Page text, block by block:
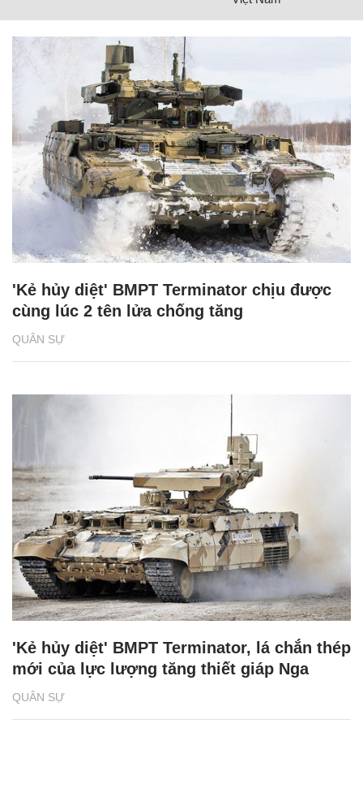
QUÂN SỰ
'Kẻ hủy diệt' BMPT Terminator chịu được
cùng lúc 2 tên lửa chống tăng
QUÂN SỰ
'Kẻ hủy diệt' BMPT Terminator, lá chắn thép
mới của lực lượng tăng thiết giáp Nga